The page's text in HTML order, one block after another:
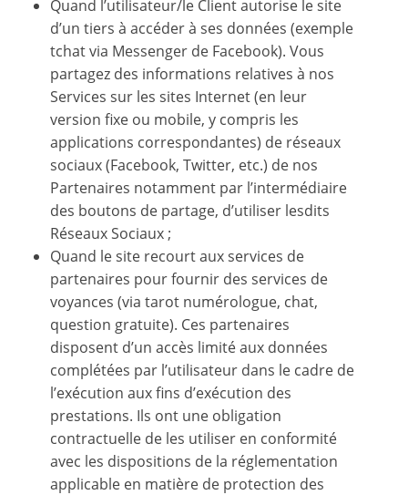
Quand l’utilisateur/le Client autorise le site
d’un tiers à accéder à ses données (exemple
tchat via Messenger de Facebook). Vous
partagez des informations relatives à nos
Services sur les sites Internet (en leur
version fixe ou mobile, y compris les
applications correspondantes) de réseaux
sociaux (Facebook, Twitter, etc.) de nos
Partenaires notamment par l’intermédiaire
des boutons de partage, d’utiliser lesdits
Réseaux Sociaux ;
Quand le site recourt aux services de
partenaires pour fournir des services de
voyances (via tarot numérologue, chat,
question gratuite). Ces partenaires
disposent d’un accès limité aux données
complétées par l’utilisateur dans le cadre de
l’exécution aux fins d’exécution des
prestations. Ils ont une obligation
contractuelle de les utiliser en conformité
avec les dispositions de la réglementation
applicable en matière de protection des